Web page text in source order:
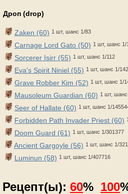
Дроп (drop)
Zaken (60) 1 шт, шанс 1/83
Carnage Lord Gato (50) 1 шт, шанс 1/
Sorcerer Isirr (55) 1 шт, шанс 1/112
Eva's Spirit Niniel (55) 1 шт, шанс 1/142
Grave Robber Kim (52) 1 шт, шанс 1/
Mausoleum Guardian (60) 1 шт, шанс
Seer of Hallate (60) 1 шт, шанс 1/
Forbidden Path Invader Priest (60)
Doom Guard (61) 1 шт, шанс 1/301377
Ancient Gargoyle (56) 1 шт, шанс 1/
Luminun (58) 1 шт, шанс 1/407716
Рецепт(ы): 60% 100